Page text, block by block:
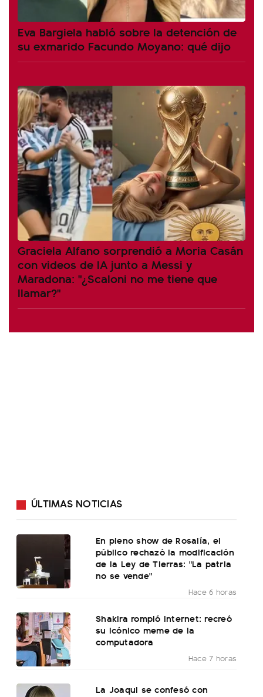
Eva Bargiela habló sobre la detención de
su exmarido Facundo Moyano: qué dijo
Graciela Alfano sorprendió a Moria Casán
con videos de IA junto a Messi y
Maradona: "¿Scaloni no me tiene que
llamar?"
ÚLTIMAS NOTICIAS
En pleno show de Rosalía, el
público rechazó la modificación
de la Ley de Tierras: "La patria
no se vende"
Hace 6 horas
Shakira rompió internet: recreó
su icónico meme de la
computadora
Hace 7 horas
La Joaqui se confesó con